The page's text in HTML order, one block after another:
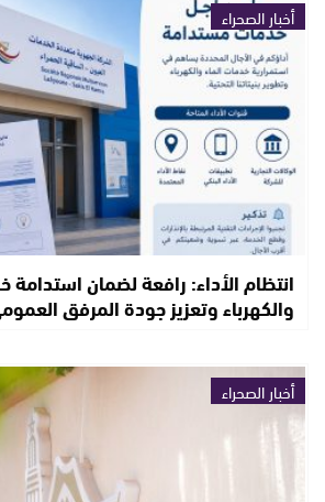
أخبار الصحراء
انتظام الأداء: رافعة لضمان استدامة
والكهرباء وتعزيز جودة المرفق
أخبار الصحراء